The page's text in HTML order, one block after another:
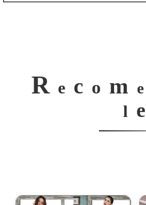
R e c o m e
l e